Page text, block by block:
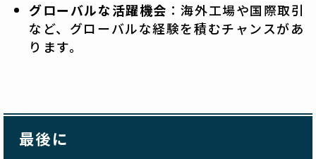
グローバルな活躍機会 ：海外工場や国際取引
など、グローバルな経験を積むチャンスがあ
ります。
最後に